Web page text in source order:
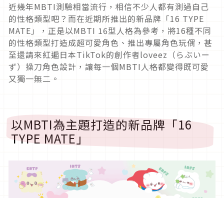
近幾年MBTI測驗相當流行，相信不少人都有測過自己
的性格類型吧？而在近期所推出的新品牌「16 TYPE
MATE」，正是以MBTI 16型人格為參考，將16種不同
的性格類型打造成超可愛角色、推出專屬角色玩偶，甚
至還請來紅遍日本TikTok的創作者loveez（らぶいー
ず）操刀角色設計，讓每一個MBTI人格都變得既可愛
又獨一無二。
以MBTI為主題打造的新品牌「16
TYPE MATE」